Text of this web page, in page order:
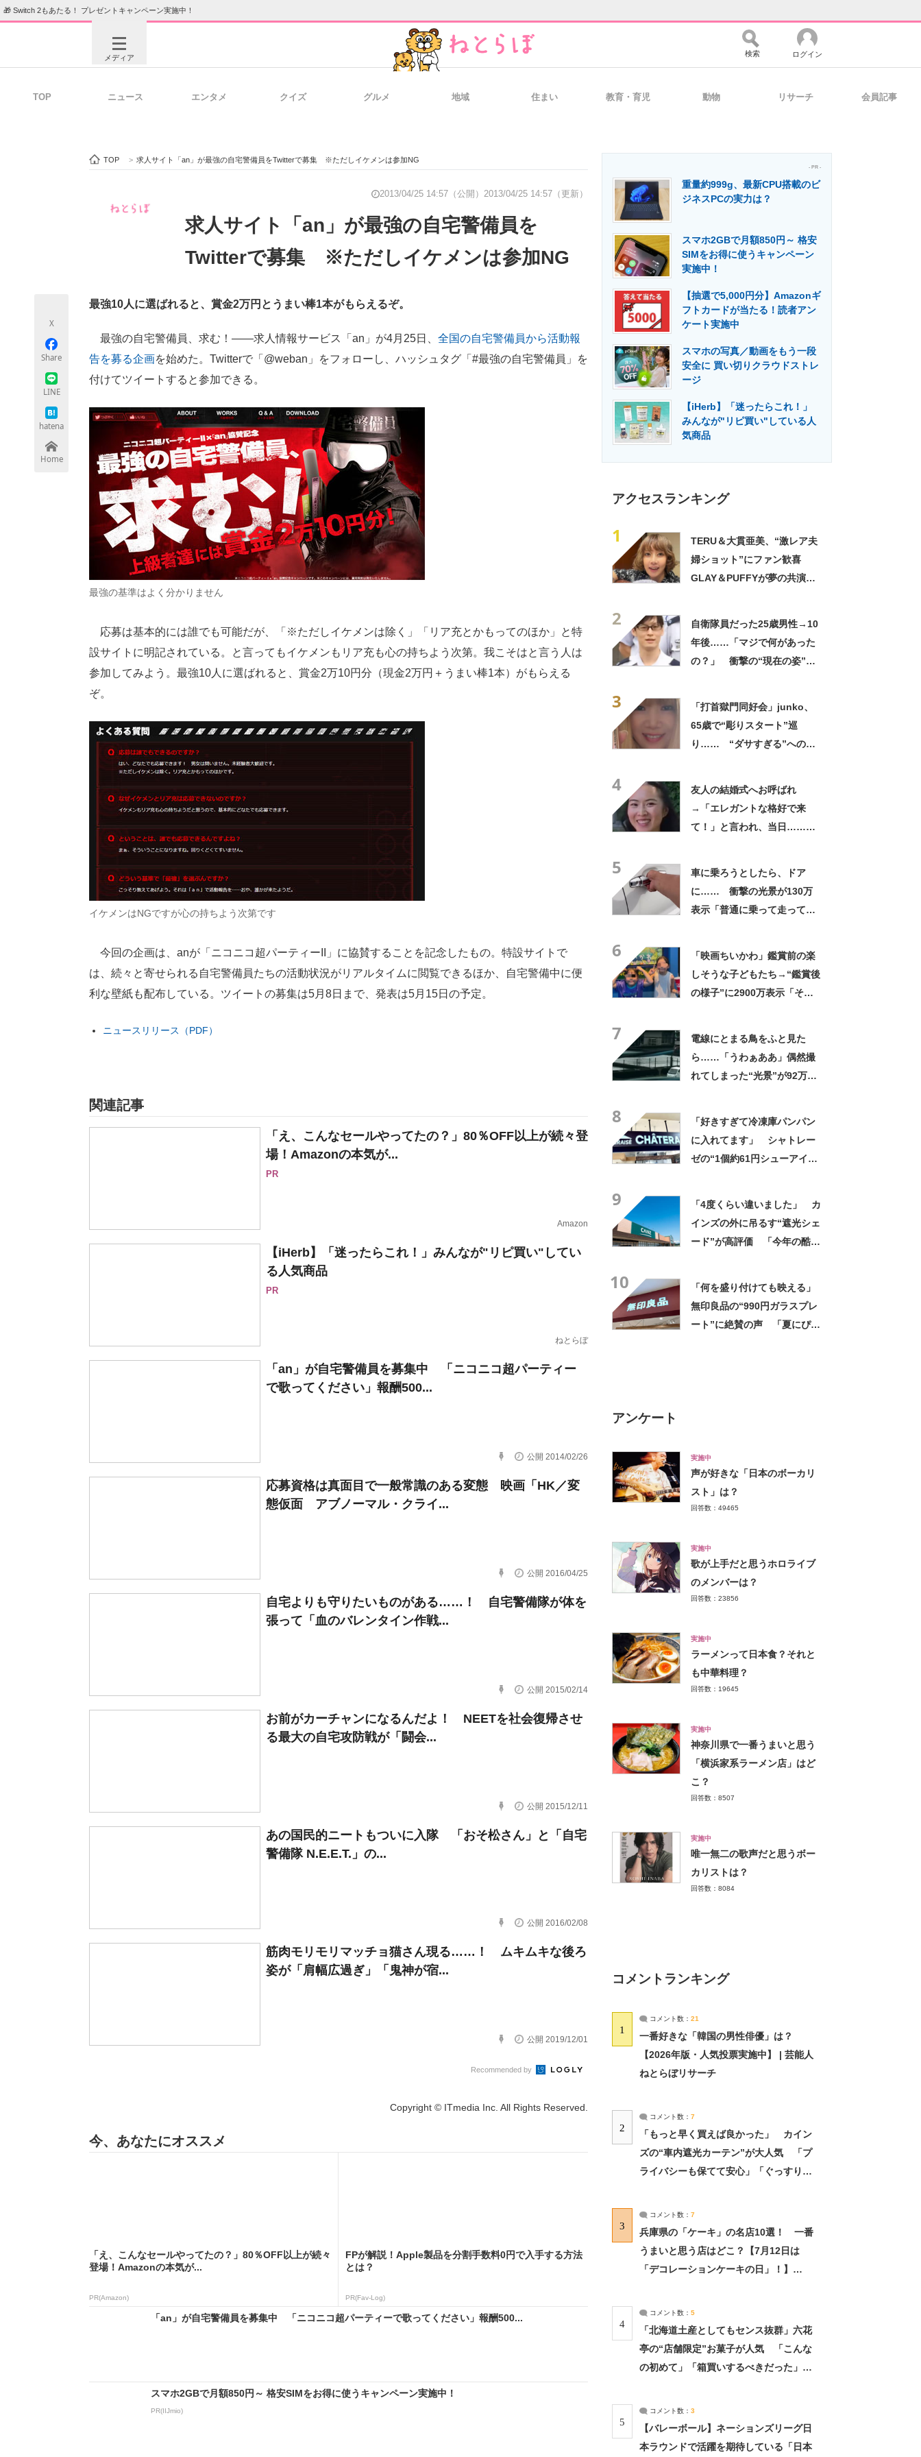
🎁 Switch 2もあたる！ プレゼントキャンペーン実施中！
メディア
経営リーダーのコミュニティ マーケ×ITの今がよく分かる
ITエンジニア向け専門サイト 企業向けIT製品の総合サイト IT製品の技術・比較・事例 製造業のIT導入・活用を支援
エネルギーの専門メディア 建設×テクノロジーの最前線
ちょっと気になるネットの話題
検索 ログイン
TOP ニュース エンタメ クイズ グルメ 地域 住まい 教育・育児 動物 リサーチ 会員記事
TOP > 求人サイト「an」が最強の自宅警備員をTwitterで募集 ※ただしイケメンは参加NG
2013/04/25 14:57（公開） 2013/04/25 14:57（更新）
求人サイト「an」が最強の自宅警備員を
Twitterで募集 ※ただしイケメンは参加NG
X
Share
LINE
hatena
Home
最強10人に選ばれると、賞金2万円とうまい棒1本がもらえるぞ。
最強の自宅警備員、求む！――求人情報サービス「an」が4月25日、 全国の自宅警備員から活動報
告を募る企画を始めた。Twitterで「@weban」をフォローし、ハッシュタグ「#最強の自宅警備員」を
付けてツイートすると参加できる。
最強の基準はよく分かりません
応募は基本的には誰でも可能だが、「※ただしイケメンは除く」「リア充とかもってのほか」と特
設サイトに明記されている。と言ってもイケメンもリア充も心の持ちよう次第。我こそはと言う人は
参加してみよう。最強10人に選ばれると、賞金2万10円分（現金2万円＋うまい棒1本）がもらえる
ぞ。
イケメンはNGですが心の持ちよう次第です
今回の企画は、anが「ニコニコ超パーティーII」に協賛することを記念したもの。特設サイトで
は、続々と寄せられる自宅警備員たちの活動状況がリアルタイムに閲覧できるほか、自宅警備中に便
利な壁紙も配布している。ツイートの募集は5月8日まで、発表は5月15日の予定。
ニュースリリース（PDF）
関連記事
「え、こんなセールやってたの？」80％OFF以上が続々登
場！Amazonの本気が...
PR
Amazon
【iHerb】「迷ったらこれ！」みんなが"リピ買い"してい
る人気商品
PR
ねとらぼ
「an」が自宅警備員を募集中 「ニコニコ超パーティー
で歌ってください」報酬500...
公開 2014/02/26
応募資格は真面目で一般常識のある変態 映画「HK／変
態仮面 アブノーマル・クライ...
公開 2016/04/25
自宅よりも守りたいものがある……！ 自宅警備隊が体を
張って「血のバレンタイン作戦...
公開 2015/02/14
お前がカーチャンになるんだよ！ NEETを社会復帰させ
る最大の自宅攻防戦が「闘会...
公開 2015/12/11
あの国民的ニートもついに入隊 「おそ松さん」と「自宅
警備隊 N.E.E.T.」の...
公開 2016/02/08
筋肉モリモリマッチョ猫さん現る……！ ムキムキな後ろ
姿が「肩幅広過ぎ」「鬼神が宿...
公開 2019/12/01
Recommended by
Copyright © ITmedia Inc. All Rights Reserved.
今、あなたにオススメ
「え、こんなセールやってたの？」80％OFF以上が続々
登場！Amazonの本気が...
PR(Amazon)
FPが解説！Apple製品を分割手数料0円で入手する方法
とは？
PR(Fav-Log)
「an」が自宅警備員を募集中 「ニコニコ超パーティーで歌ってください」報酬500...
スマホ2GBで月額850円～ 格安SIMをお得に使うキャンペーン実施中！
PR(IIJmio)
- PR -
重量約999g、最新CPU搭載のビ
ジネスPCの実力は？
スマホ2GBで月額850円～ 格安
SIMをお得に使うキャンペーン
実施中！
【抽選で5,000円分】Amazonギ
フトカードが当たる！読者アン
ケート実施中
スマホの写真／動画をもう一段
安全に 買い切りクラウドストレ
ージ
【iHerb】「迷ったらこれ！」
みんなが"リピ買い"している人
気商品
アクセスランキング
1
TERU＆大貫亜美、“激レア夫
婦ショット”にファン歓喜
GLAY＆PUFFYが夢の共演
2
自衛隊員だった25歳男性→10
年後……「マジで何があった
の？」 衝撃の“現在の姿”が
3
「打首獄門同好会」junko、
65歳で“彫りスタート”巡
り…… “ダサすぎる”への持
4
友人の結婚式へお呼ばれ
→「エレガントな格好で来
て！」と言われ、当日……ま
5
車に乗ろうとしたら、ドア
に…… 衝撃の光景が130万
表示「普通に乗って走ってた
6
「映画ちいかわ」鑑賞前の楽
しそうな子どもたち→“鑑賞後
の様子”に2900万表示「そう
7
電線にとまる鳥をふと見た
ら……「うわぁああ」偶然撮
れてしまった“光景”が92万再
8
「好きすぎて冷凍庫パンパン
に入れてます」 シャトレー
ゼの“1個約61円シューアイ
9
「4度くらい違いました」 カ
インズの外に吊るす“遮光シェ
ード”が高評価 「今年の酷暑
10
「何を盛り付けても映える」
無印良品の“990円ガラスプレ
ート”に絶賛の声 「夏にぴっ
アンケート
実施中
声が好きな「日本のボーカリ
スト」は？
回答数：49465
実施中
歌が上手だと思うホロライブ
のメンバーは？
回答数：23856
実施中
ラーメンって日本食？それと
も中華料理？
回答数：19645
実施中
神奈川県で一番うまいと思う
「横浜家系ラーメン店」はど
こ？
回答数：8507
実施中
唯一無二の歌声だと思うボー
カリストは？
回答数：8084
コメントランキング
1
コメント数： 21
一番好きな「韓国の男性俳優」は？
【2026年版・人気投票実施中】 | 芸能人
ねとらぼリサーチ
2
コメント数： 7
「もっと早く買えば良かった」 カイン
ズの“車内遮光カーテン”が大人気 「プ
ライバシーも保てて安心」「ぐっすり眠
3
コメント数： 7
兵庫県の「ケーキ」の名店10選！ 一番
うまいと思う店はどこ？【7月12日は
「デコレーションケーキの日」！】
4
コメント数： 5
「北海道土産としてもセンス抜群」六花
亭の“店舗限定”お菓子が人気 「こんな
の初めて」「箱買いするべきだった」
5
コメント数： 3
【バレーボール】ネーションズリーグ日
本ラウンドで活躍を期待している「日本